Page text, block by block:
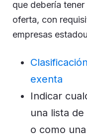
que debería
oferta, con
empresas
exenta
Indicar
una lista
o como